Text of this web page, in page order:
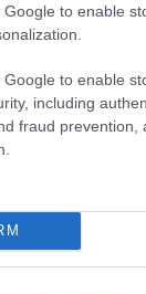
Google to enable
Google to enable
including
fraud prevention,
μια
από τον
στο
αεροπορικές
τοπικά
που μπορούν